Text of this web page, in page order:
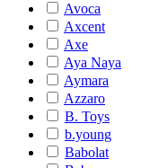
Avoca
Axcent
Axe
Aya Naya
Aymara
Azzaro
B. Toys
b.young
Babolat